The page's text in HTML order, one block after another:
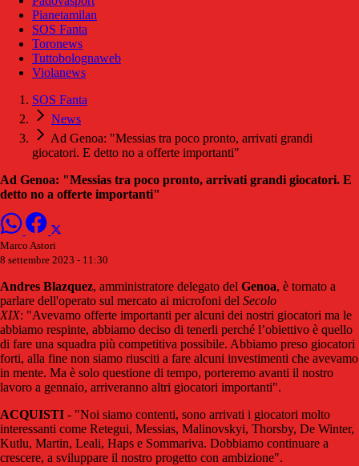
Pianetamilan
SOS Fanta
Toronews
Tuttobolognaweb
Violanews
SOS Fanta
News
Ad Genoa: "Messias tra poco pronto, arrivati grandi
giocatori. E detto no a offerte importanti"
Ad Genoa: "Messias tra poco pronto, arrivati grandi giocatori. E
detto no a offerte importanti"
Marco Astori
8 settembre 2023 - 11:30
Andres Blazquez, amministratore delegato del Genoa, è tornato a
parlare dell'operato sul mercato ai microfoni del Secolo
XIX: "Avevamo offerte importanti per alcuni dei nostri giocatori ma le
abbiamo respinte, abbiamo deciso di tenerli perché l’obiettivo è quello
di fare una squadra più competitiva possibile. Abbiamo preso giocatori
forti, alla fine non siamo riusciti a fare alcuni investimenti che avevamo
in mente. Ma è solo questione di tempo, porteremo avanti il nostro
lavoro a gennaio, arriveranno altri giocatori importanti".
ACQUISTI - "Noi siamo contenti, sono arrivati i giocatori molto
interessanti come Retegui, Messias, Malinovskyi, Thorsby, De Winter,
Kutlu, Martin, Leali, Haps e Sommariva. Dobbiamo continuare a
crescere, a sviluppare il nostro progetto con ambizione".